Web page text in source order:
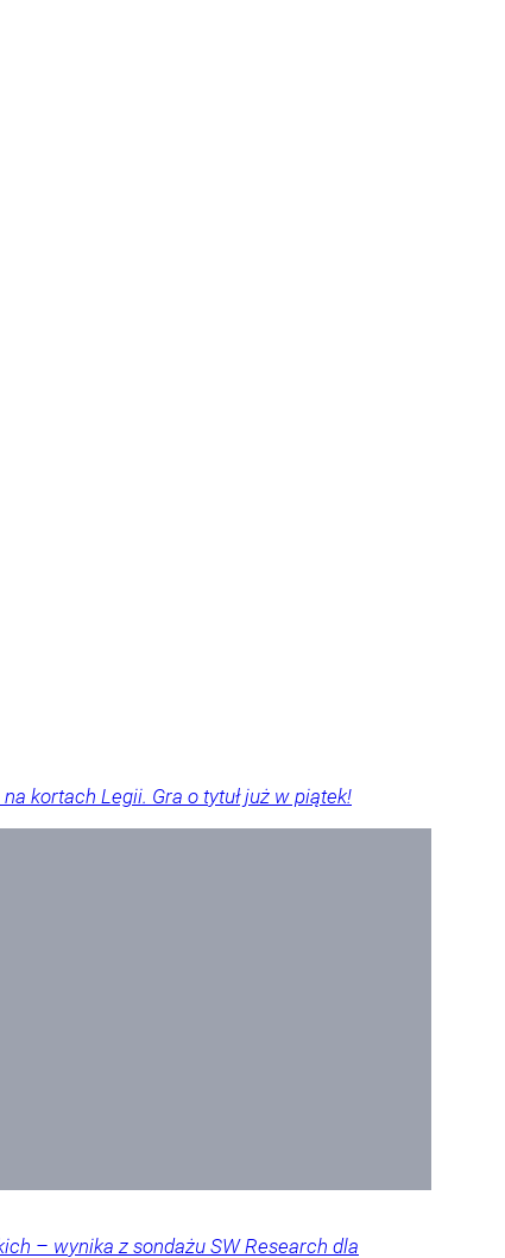
kortach Legii. Gra o tytuł już w piątek!
– wynika z sondażu SW Research dla